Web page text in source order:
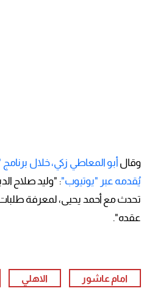
وقالأبو المعاطي زكي، خلال برنامج
يُقدمه عبر "يوتيوب": "وليد صلاح
تحدث مع أحمد يحيى، لمعرفة طلبات
عقده".
امام عاشور الاهلي